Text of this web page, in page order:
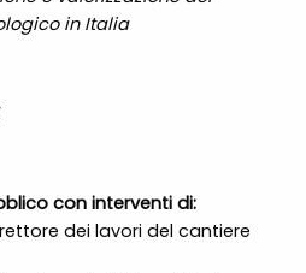
in Italia
con interventi di:
dei lavori del cantiere